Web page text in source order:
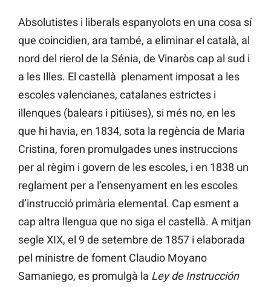
Absolutistes i liberals espanyolots en una cosa sí
que coincidien, ara també, a eliminar el català, al
nord del rierol de la Sénia, de Vinaròs cap al sud i
a les Illes. El castellà plenament imposat a les
escoles valencianes, catalanes estrictes i
illenques (balears i pitiüses), si més no, en les
que hi havia, en 1834, sota la regència de Maria
Cristina, foren promulgades unes instruccions
per al règim i govern de les escoles, i en 1838 un
reglament per a l’ensenyament en les escoles
d’instrucció primària elemental. Cap esment a
cap altra llengua que no siga el castellà. A mitjan
segle XIX, el 9 de setembre de 1857 i elaborada
pel ministre de foment Claudio Moyano
Samaniego, es promulgà la Ley de Instrucción